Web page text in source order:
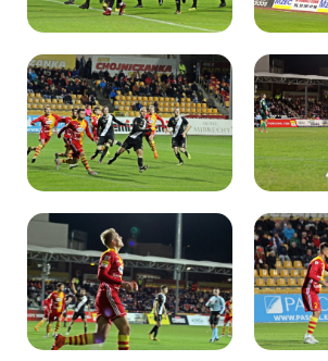
Kibice
SKLEP KUP BILET